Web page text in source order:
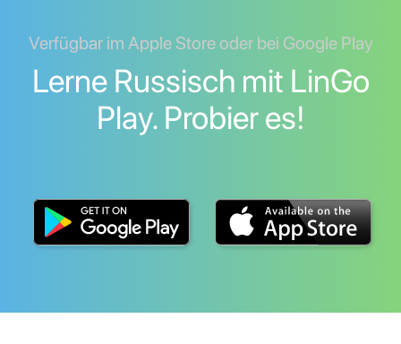
Verfügbar im Apple Store oder bei Google Play
Lerne Russisch mit LinGo
Play. Probier es!